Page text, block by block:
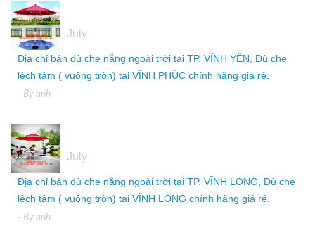
July
Địa chỉ bán dù che nắng ngoài trời tại TP. VĨNH YÊN, Dù che
lệch tâm ( vuông tròn) tại VĨNH PHÚC chính hãng giá rẻ.
- By anh
July
Địa chỉ bán dù che nắng ngoài trời tại TP. VĨNH LONG, Dù che
lệch tâm ( vuông tròn) tại VĨNH LONG chính hãng giá rẻ.
- By anh